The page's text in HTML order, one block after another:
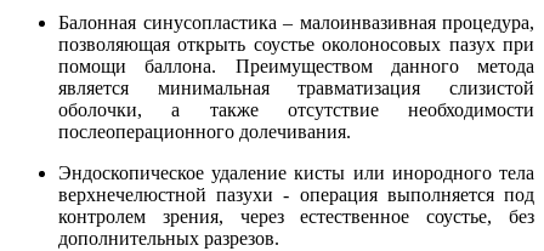
Балонная синусопластика – малоинвазивная процедура,
позволяющая открыть соустье околоносовых пазух при
помощи баллона. Преимуществом данного метода
является минимальная травматизация слизистой
оболочки, а также отсутствие необходимости
послеоперационного долечивания.
Эндоскопическое удаление кисты или инородного тела
верхнечелюстной пазухи - операция выполняется под
контролем зрения, через естественное соустье, без
дополнительных разрезов.